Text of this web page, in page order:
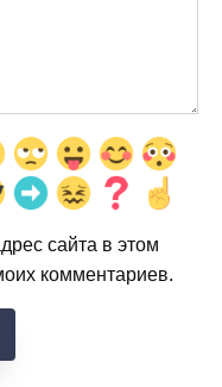
сайта в этом
комментариев.